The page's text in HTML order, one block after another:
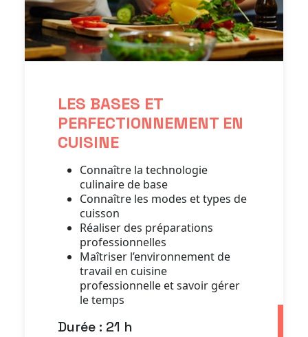
LES BASES ET
PERFECTIONNEMENT EN
CUISINE
Connaître la technologie
culinaire de base
Connaître les modes et types de
cuisson
Réaliser des préparations
professionnelles
Maîtriser l’environnement de
travail en cuisine
professionnelle et savoir gérer
le temps
Durée : 21 h